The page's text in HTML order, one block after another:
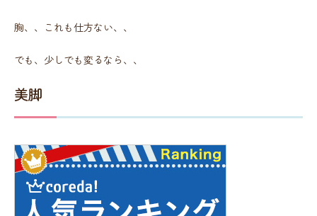
胸、、これも仕方ない、、
でも、少しでも変るなら、、
美脚